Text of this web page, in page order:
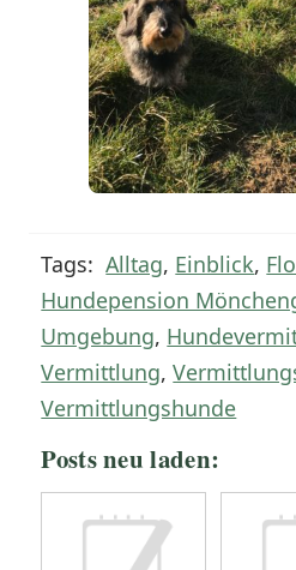
Tags:Alltag, Einblick,
Hundepension
Umgebung,
Vermittlung,
Vermittlungshunde
Posts neu laden: